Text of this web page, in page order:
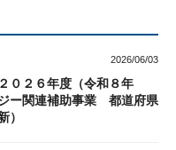
2026/06/03
０２６年度（令和８年
ー関連補助事業 都道府県
）